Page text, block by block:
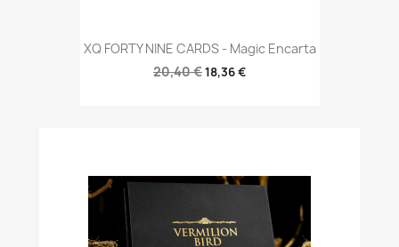
XQ FORTY NINE CARDS - Magic Encarta
20,40 €18,36 €